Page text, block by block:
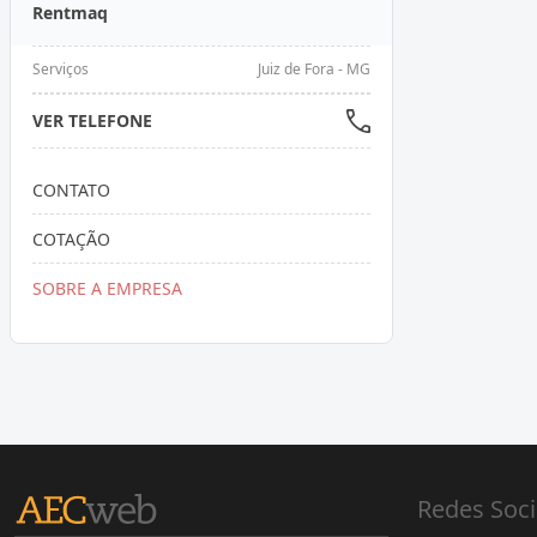
Rentmaq
Serviços Juiz de Fora - MG
VER TELEFONE
CONTATO
COTAÇÃO
SOBRE A EMPRESA
Redes